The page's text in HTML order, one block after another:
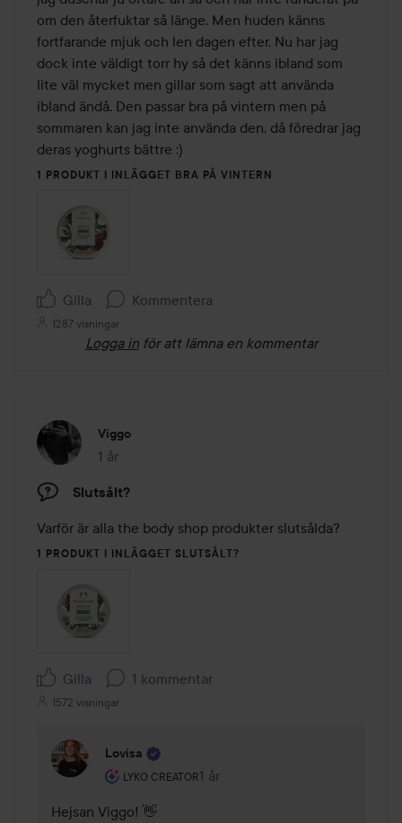
om den återfuktar så länge. Men huden känns
fortfarande mjuk och len dagen efter. Nu har jag
dock inte väldigt torr hy så det känns ibland som
lite väl mycket men gillar som sagt att använda
ibland ändå. Den passar bra på vintern men på
sommaren kan jag inte använda den, då föredrar jag
deras yoghurts bättre :)
1 PRODUKT I INLÄGGET BRA PÅ VINTERN
Gilla Kommentera
1287 visningar
Logga in för att lämna en kommentar
Viggo
1 år
Inlägget skapades 1 år
Slutsålt?
Varför är alla the body shop produkter slutsålda?
1 PRODUKT I INLÄGGET SLUTSÅLT?
Gilla 1 kommentar
1572 visningar
Lovisa
LYKO CREATOR
Användarens roll: Lyko Creator.
1 år
Kommentaren lades 1 år
Hejsan Viggo! 👋